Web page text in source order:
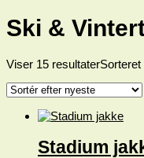
Ski &
Viser 15 resultater
Stadium